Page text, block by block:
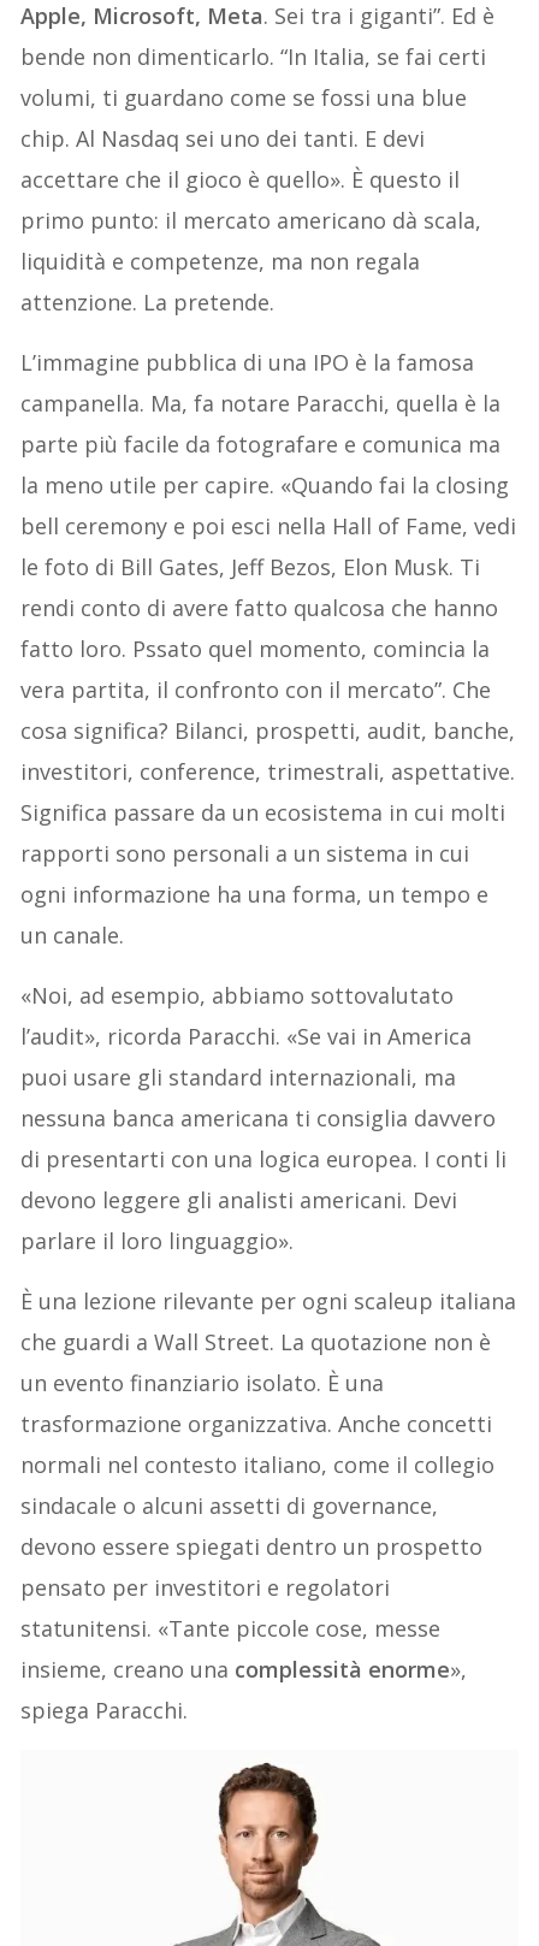
Apple, Microsoft, Meta. Sei tra i giganti”. Ed è
bende non dimenticarlo. “In Italia, se fai certi
volumi, ti guardano come se fossi una blue
chip. Al Nasdaq sei uno dei tanti. E devi
accettare che il gioco è quello». È questo il
primo punto: il mercato americano dà scala,
liquidità e competenze, ma non regala
attenzione. La pretende.
L’immagine pubblica di una IPO è la famosa
campanella. Ma, fa notare Paracchi, quella è la
parte più facile da fotografare e comunica ma
la meno utile per capire. «Quando fai la closing
bell ceremony e poi esci nella Hall of Fame, vedi
le foto di Bill Gates, Jeff Bezos, Elon Musk. Ti
rendi conto di avere fatto qualcosa che hanno
fatto loro. Pssato quel momento, comincia la
vera partita, il confronto con il mercato”. Che
cosa significa? Bilanci, prospetti, audit, banche,
investitori, conference, trimestrali, aspettative.
Significa passare da un ecosistema in cui molti
rapporti sono personali a un sistema in cui
ogni informazione ha una forma, un tempo e
un canale.
«Noi, ad esempio, abbiamo sottovalutato
l’audit», ricorda Paracchi. «Se vai in America
puoi usare gli standard internazionali, ma
nessuna banca americana ti consiglia davvero
di presentarti con una logica europea. I conti li
devono leggere gli analisti americani. Devi
parlare il loro linguaggio».
È una lezione rilevante per ogni scaleup italiana
che guardi a Wall Street. La quotazione non è
un evento finanziario isolato. È una
trasformazione organizzativa. Anche concetti
normali nel contesto italiano, come il collegio
sindacale o alcuni assetti di governance,
devono essere spiegati dentro un prospetto
pensato per investitori e regolatori
statunitensi. «Tante piccole cose, messe
insieme, creano una complessità enorme»,
spiega Paracchi.